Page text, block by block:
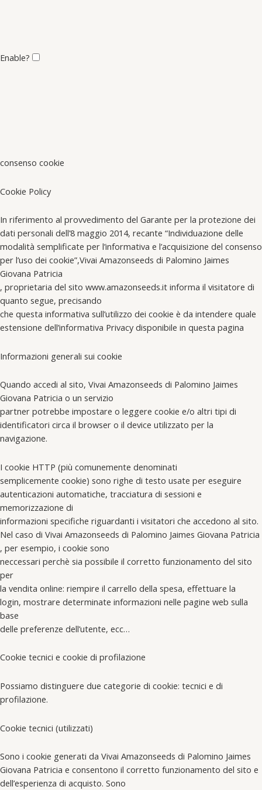
Enable?
consenso cookie
Cookie Policy
In riferimento al provvedimento del Garante per la protezione dei
dati personali dell’8 maggio 2014, recante “Individuazione delle
modalità semplificate per l’informativa e l’acquisizione del consenso
per l’uso dei cookie”,Vivai Amazonseeds di Palomino Jaimes
Giovana Patricia
, proprietaria del sito www.amazonseeds.it informa il visitatore di
quanto segue, precisando
che questa informativa sull’utilizzo dei cookie è da intendere quale
estensione dell’informativa Privacy disponibile in questa pagina
Informazioni generali sui cookie
Quando accedi al sito, Vivai Amazonseeds di Palomino Jaimes
Giovana Patricia o un servizio
partner potrebbe impostare o leggere cookie e/o altri tipi di
identificatori circa il browser o il device utilizzato per la
navigazione.
I cookie HTTP (più comunemente denominati
semplicemente cookie) sono righe di testo usate per eseguire
autenticazioni automatiche, tracciatura di sessioni e
memorizzazione di
informazioni specifiche riguardanti i visitatori che accedono al sito.
Nel caso di Vivai Amazonseeds di Palomino Jaimes Giovana Patricia
, per esempio, i cookie sono
neccessari perchè sia possibile il corretto funzionamento del sito
per
la vendita online: riempire il carrello della spesa, effettuare la
login, mostrare determinate informazioni nelle pagine web sulla
base
delle preferenze dell’utente, ecc…
Cookie tecnici e cookie di profilazione
Possiamo distinguere due categorie di cookie: tecnici e di
profilazione.
Cookie tecnici (utilizzati)
Sono i cookie generati da Vivai Amazonseeds di Palomino Jaimes
Giovana Patricia e consentono il corretto funzionamento del sito e
dell’esperienza di acquisto. Sono